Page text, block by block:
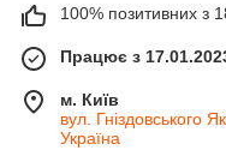
100% позитивних з 18
Працює з
м. Київ
вул. Гніздовського
Україна